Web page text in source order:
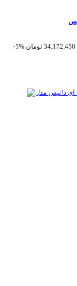
-5%
34,172,450 تومان